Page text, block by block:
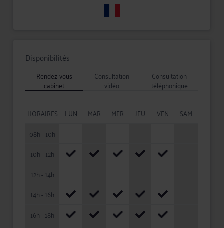
Disponibilités
Rendez-vous
cabinet
Consultation
vidéo
Consultation
téléphonique
HORAIRES LUN MAR MER JEU VEN
SAM
08h - 10h
10h - 12h
12h - 14h
14h - 16h
16h - 18h